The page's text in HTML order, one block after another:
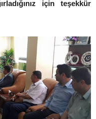
için teşekkür